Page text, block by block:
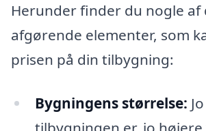
Herunder finder du nogle af
afgørende elementer, som
prisen på din tilbygning:
Bygningens størrelse: